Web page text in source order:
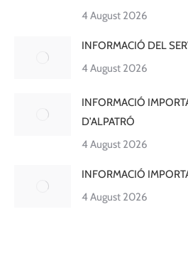
4 August 2026
INFORMACIÓ DEL
4 August 2026
INFORMACIÓ
D’ALPATRÓ
4 August 2026
INFORMACIÓ
4 August 2026